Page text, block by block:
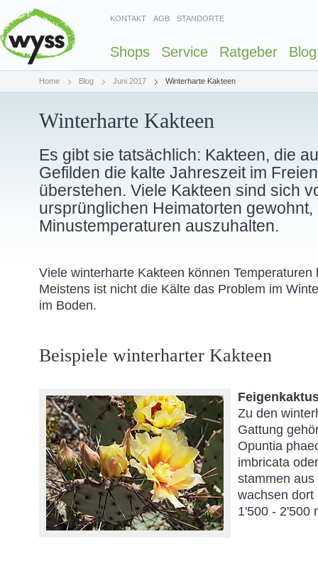
KONTAKT AGB STANDORTE
Shops Service Ratgeber Blog
Home Blog Juni 2017 Winterharte Kakteen
Winterharte Kakteen
Es gibt sie tatsächlich: Kakteen, die
Gefilden die kalte Jahreszeit im
überstehen. Viele Kakteen sind sich
ursprünglichen Heimatorten gewohnt,
Minustemperaturen auszuhalten.
Viele winterharte Kakteen können Temperaturen
Meistens ist nicht die Kälte das Problem im
im Boden.
Beispiele winterharter Kakteen
Zu den
Gattung
Opuntia
imbricata
stammen
wachsen dort
1'500 - 2'500